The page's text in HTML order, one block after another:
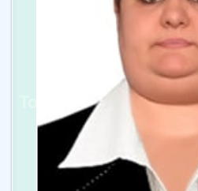
Toshkent shaxar
sonli